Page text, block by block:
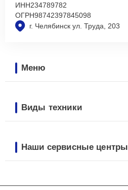
г. Челябинск ул. Труда, 203
ИНН234789782
ОГРН98742397845098
Меню
Виды техники
Наши сервисные центры